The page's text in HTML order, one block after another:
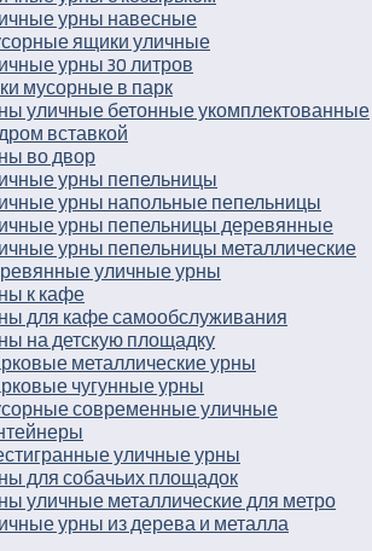
урны навесные
ящики уличные
урны 30 литров
мусорные в парк
уличные бетонные укомплектованные
вставкой
во двор
урны пепельницы
урны напольные пепельницы
урны пепельницы деревянные
урны пепельницы металлические
уличные урны
к кафе
для кафе самообслуживания
на детскую площадку
металлические урны
чугунные урны
современные уличные
уличные урны
для собачьих площадок
уличные металлические для метро
урны из дерева и металла